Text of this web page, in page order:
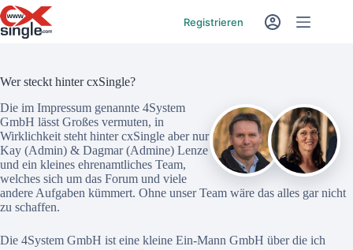
Registrieren
Wer steckt hinter cxSingle?
Die im Impressum genannte 4System
GmbH lässt Großes vermuten, in
Wirklichkeit steht hinter cxSingle aber nur
Kay (Admin) & Dagmar (Admine) Lenze
und ein kleines ehrenamtliches Team,
welches sich um das Forum und viele
andere Aufgaben kümmert. Ohne unser Team wäre das alles gar nicht
zu schaffen.
Die 4System GmbH ist eine kleine Ein-Mann GmbH über die ich